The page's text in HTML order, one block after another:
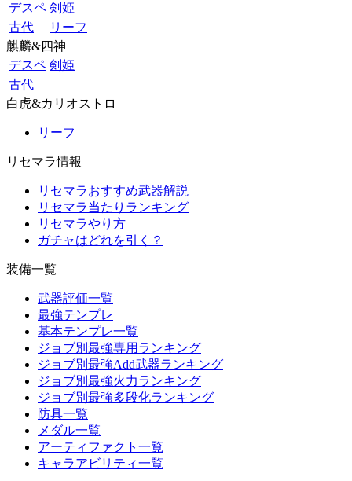
デスペ 剣姫
古代
リーフ
麒麟&四神
デスペ 剣姫
古代
白虎&カリオストロ
リーフ
リセマラ情報
リセマラおすすめ武器解説
リセマラ当たりランキング
リセマラやり方
ガチャはどれを引く？
装備一覧
武器評価一覧
最強テンプレ
基本テンプレ一覧
ジョブ別最強専用ランキング
ジョブ別最強Add武器ランキング
ジョブ別最強火力ランキング
ジョブ別最強多段化ランキング
防具一覧
メダル一覧
アーティファクト一覧
キャラアビリティ一覧